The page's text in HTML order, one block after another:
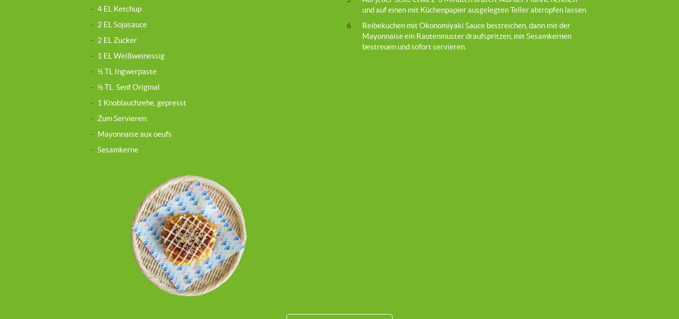
- 4 EL Ketchup
- 2 EL Sojasauce
- 2 EL Zucker
- 1 EL Weißweinessig
- ½ TL Ingwerpaste
- ½ TL Senf Original
- 1 Knoblauchzehe, gepresst
- Zum Servieren:
- Mayonnaise aux oeufs
- Sesamkerne
und auf einen mit Küchenpapier ausgelegten Teller abtropfen lassen.
6
Reibekuchen mit Okonomiyaki Sauce bestreichen, dann mit der
Mayonnaise ein Rautenmuster draufspritzen, mit Sesamkernen
bestreuen und sofort servieren.